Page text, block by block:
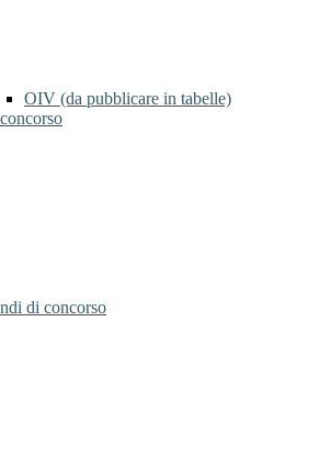
OIV (da pubblicare in tabelle)
di concorso